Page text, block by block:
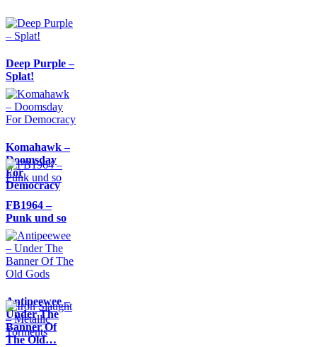
Deep Purple –
Splat!
Komahawk –
Doomsday
For
Democracy
FB1964 –
Punk und so
Antipeewee –
Under The
Banner Of
The Old…